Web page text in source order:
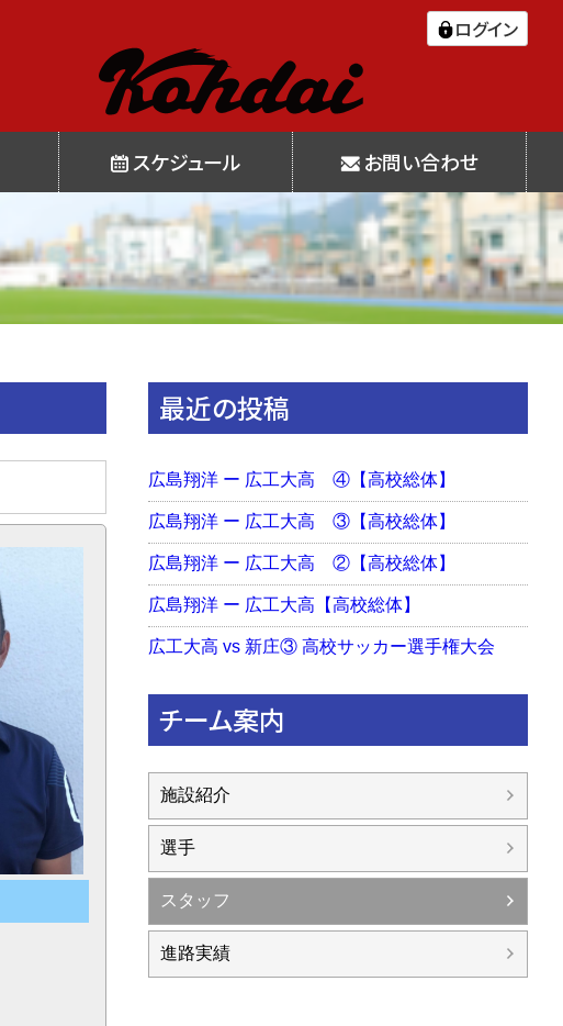
ログイン
スケジュール お問い合わせ
最近の投稿
広島翔洋 ー 広工大高 ④【高校総体】
広島翔洋 ー 広工大高 ③【高校総体】
広島翔洋 ー 広工大高 ②【高校総体】
広島翔洋 ー 広工大高【高校総体】
広工大高 vs 新庄③ 高校サッカー選手権大会
チーム案内
施設紹介
選手
スタッフ
進路実績